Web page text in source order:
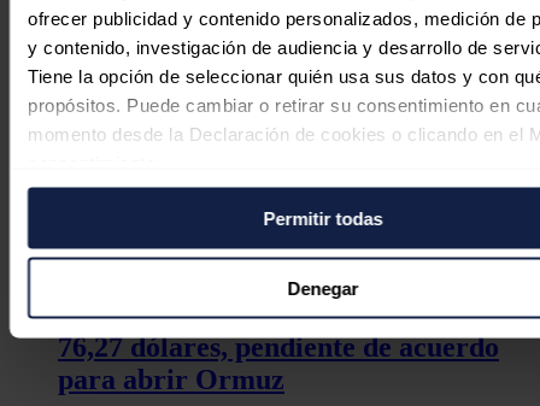
ofrecer publicidad y contenido personalizados, medición de
y contenido, investigación de audiencia y desarrollo de
Tiene la opción de seleccionar quién usa sus datos y con
propósitos. Puede cambiar o retirar su consentimiento en
momento desde la Declaración de cookies o clicando en el
Si lo permite, también quisiéramos:
Recopilar información sobre su ubicación geográfica
puede tener una precisión de varios metros
Identificar su dispositivo analizándolo activamente
características específicas (huellas digitales)
Obtenga más información sobre cómo se procesan sus
Permitir todas
Denegar
El petróleo de Texas sube un 1,4 %, a
76,27 dólares, pendiente de acuerdo
para abrir Ormuz